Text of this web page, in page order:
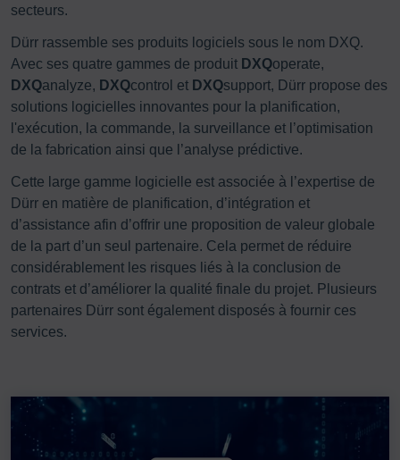
secteurs.
Dürr rassemble ses produits logiciels sous le nom DXQ.
Avec ses quatre gammes de produit DXQoperate,
DXQanalyze, DXQcontrol et DXQsupport, Dürr propose des
solutions logicielles innovantes pour la planification,
l'exécution, la commande, la surveillance et l’optimisation
de la fabrication ainsi que l’analyse prédictive.
Cette large gamme logicielle est associée à l’expertise de
Dürr en matière de planification, d’intégration et
d’assistance afin d’offrir une proposition de valeur globale
de la part d’un seul partenaire. Cela permet de réduire
considérablement les risques liés à la conclusion de
contrats et d’améliorer la qualité finale du projet. Plusieurs
partenaires Dürr sont également disposés à fournir ces
services.